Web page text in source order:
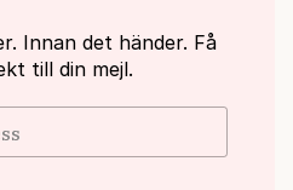
Innan det händer. Få
till din mejl.